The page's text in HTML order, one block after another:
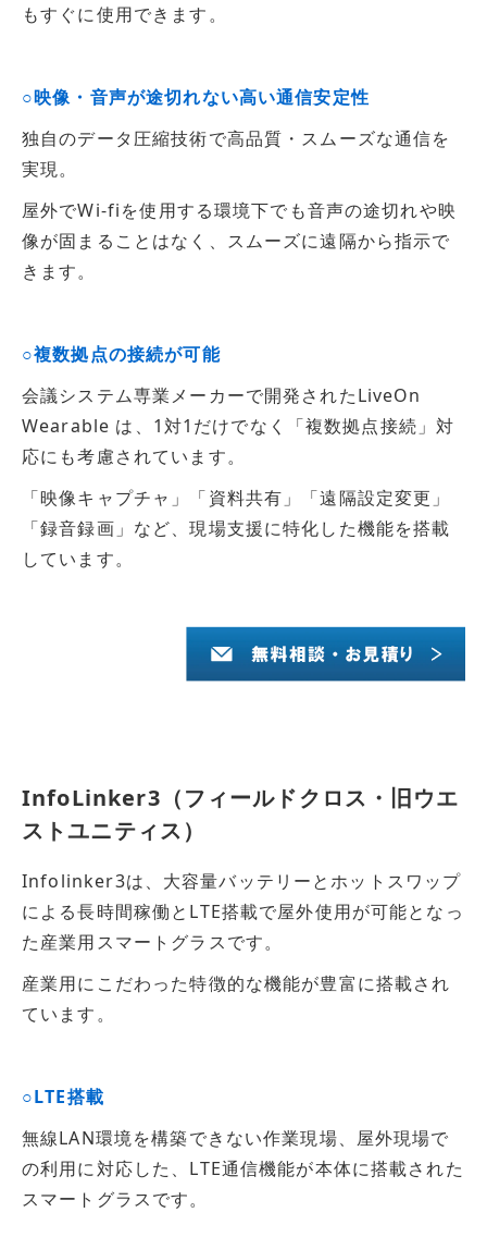
もすぐに使用できます。
○映像・音声が途切れない高い通信安定性
独自のデータ圧縮技術で高品質・スムーズな通信を
実現。
屋外でWi-fiを使用する環境下でも音声の途切れや映
像が固まることはなく、スムーズに遠隔から指示で
きます。
○複数拠点の接続が可能
会議システム専業メーカーで開発されたLiveOn
Wearable は、1対1だけでなく「複数拠点接続」対
応にも考慮されています。
「映像キャプチャ」「資料共有」「遠隔設定変更」
「録音録画」など、現場支援に特化した機能を搭載
しています。
InfoLinker3（フィールドクロス・旧ウエ
ストユニティス）
Infolinker3は、大容量バッテリーとホットスワップ
による長時間稼働とLTE搭載で屋外使用が可能となっ
た産業用スマートグラスです。
産業用にこだわった特徴的な機能が豊富に搭載され
ています。
○LTE搭載
無線LAN環境を構築できない作業現場、屋外現場で
の利用に対応した、LTE通信機能が本体に搭載された
スマートグラスです。